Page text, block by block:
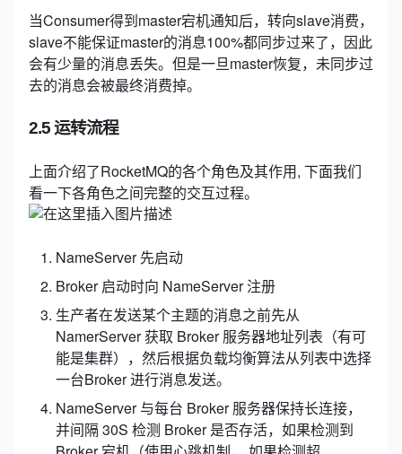
当Consumer得到master宕机通知后，转向slave消费，
slave不能保证master的消息100%都同步过来了，因此
会有少量的消息丢失。但是一旦master恢复，未同步过
去的消息会被最终消费掉。
2.5 运转流程
上面介绍了RocketMQ的各个角色及其作用, 下面我们
看一下各角色之间完整的交互过程。
NameServer 先启动
Broker 启动时向 NameServer 注册
生产者在发送某个主题的消息之前先从
NamerServer 获取 Broker 服务器地址列表（有可
能是集群），然后根据负载均衡算法从列表中选择
一台Broker 进行消息发送。
NameServer 与每台 Broker 服务器保持长连接，
并间隔 30S 检测 Broker 是否存活，如果检测到